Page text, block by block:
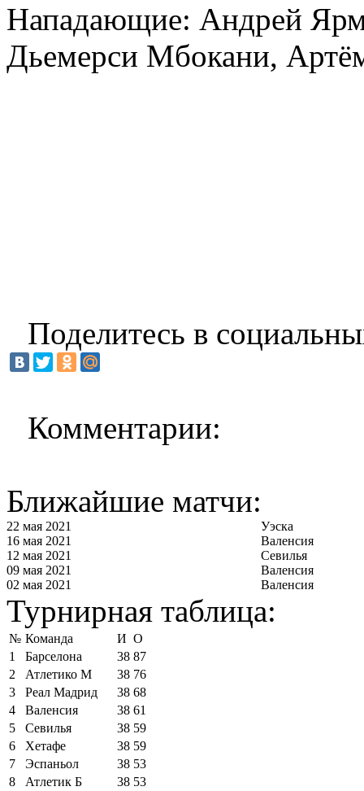
Нападающие: Андрей
Дьемерси Мбокани,
Поделитесь в
Комментарии:
Ближайшие матчи:
22 мая 2021
Уэска
16 мая 2021
Валенсия
12 мая 2021
Севилья
09 мая 2021
Валенсия
02 мая 2021
Валенсия
Турнирная таблица:
№ Команда И О
1
Барселона 38 87
2
Атлетико М 38 76
3
Реал Мадрид 38 68
4
Валенсия 38 61
5
Севилья 38 59
6
Хетафе 38 59
7
Эспаньол 38 53
8
Атлетик Б 38 53